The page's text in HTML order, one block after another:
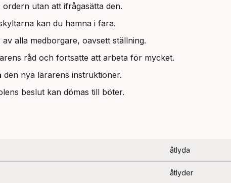
ordern utan att ifrågasätta den.
kan du hamna i fara.
av alla medborgare, oavsett ställning.
råd och fortsatte att arbeta för mycket.
den nya lärarens instruktioner.
beslut kan dömas till böter.
åtlyda
åtlyder